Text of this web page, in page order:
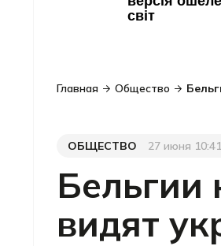
Главная Общество
Категория
ОБЩЕСТВО
Дата публикации
27 июня 10:41
Бельгии
видят